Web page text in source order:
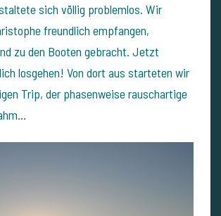
sich völlig problemlos. Wir
freundlich empfangen,
zu den Booten gebracht. Jetzt
losgehen! Von dort aus starteten wir
Trip, der phasenweise rauschartige